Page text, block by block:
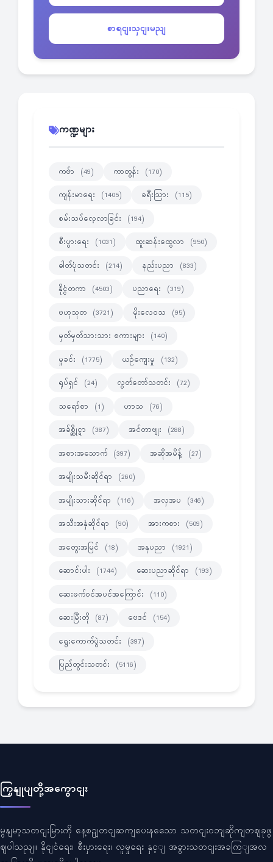
စာရငျးသှငျးမညျ
ကဏ္ဍများ
ကဗ်ာ (49) ကာတွန်း (170)
ကျန်းမာရေး (1405) ခရီးသြား (115)
စမ်းသပ်လေ့လာခြင်း (194)
စီးပွားရေး (1031) ထူးဆန်းထွေလာ (950)
ဓါတ်ပုံသတင်း (214) နည်းပညာ (833)
နိုင္ငံတကာ (4503) ပညာရေး (319)
ဗဟုသုတ (3721) မိုးလေဝသ (95)
မှတ်မှတ်သားသား စကားများ (140)
မှုခင်း (1775) ယဉ်ကျေးမှု (132)
ရုပ်ရှင် (24) လွတ်တော်သတင်း (72)
သရော်စာ (1) ဟာသ (76)
အခ်စ္ဆိုင္ရာ (387) အင်တာဗျုး (288)
အစားအသောက် (397) အဆိုအမိန့် (27)
အမျိုးသမီးဆိုင်ရာ (260)
အမျိုးသားဆိုင်ရာ (116) အလှအပ (346)
အသီးအနှံဆိုင်ရာ (90) အားကစား (509)
အတွေးအမြင် (18) အနုပညာ (1921)
ဆောင်းပါး (1744) ဆေးပညာဆိုင်ရာ (193)
ဆေးဖက်ဝင်အပင်အကြောင်း (110)
ဆေးမြီးတို (87) ဗေဒင် (154)
ရွေးကောက်ပွဲသတင်း (397)
ပြည်တွင်းသတင်း (5116)
ကြှနျုပျတို့အကွောငျး
မွနျမာ့သတငျးမြားကို နေ့စဥျတငျဆကျပေးနသေော သတငျးဝဘျဆိုကျတဈခုဖွ
ဈပါသညျ။ နိုငျငံရေး၊ စီးပှားရေး၊ လူမှုရေး နှင့ျ အခွားသတငျးအခကြျအလ